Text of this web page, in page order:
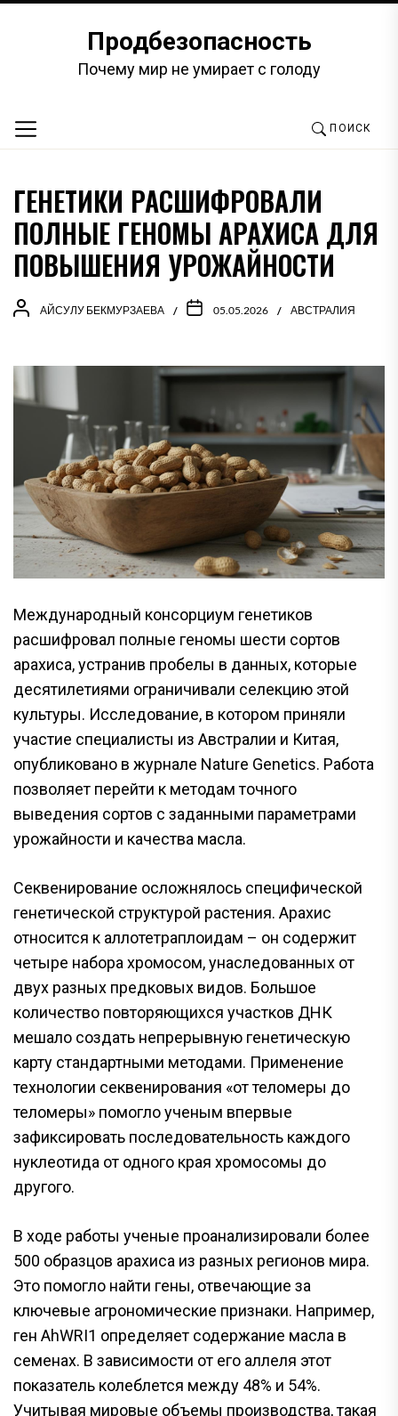
содержимомуПродбезопасность
Почему мир не умирает с голоду
ПОИСК
ГЕНЕТИКИ РАСШИФРОВАЛИ
ПОЛНЫЕ ГЕНОМЫ АРАХИСА ДЛЯ
ПОВЫШЕНИЯ УРОЖАЙНОСТИ
АЙСУЛУ БЕКМУРЗАЕВА 05.05.2026 АВСТРАЛИЯ
Международный консорциум генетиков
расшифровал полные геномы шести сортов
арахиса, устранив пробелы в данных, которые
десятилетиями ограничивали селекцию этой
культуры. Исследование, в котором приняли
участие специалисты из Австралии и Китая,
опубликовано в журнале Nature Genetics. Работа
позволяет перейти к методам точного
выведения сортов с заданными параметрами
урожайности и качества масла.
Секвенирование осложнялось специфической
генетической структурой растения. Арахис
относится к аллотетраплоидам – он содержит
четыре набора хромосом, унаследованных от
двух разных предковых видов. Большое
количество повторяющихся участков ДНК
мешало создать непрерывную генетическую
карту стандартными методами. Применение
технологии секвенирования «от теломеры до
теломеры» помогло ученым впервые
зафиксировать последовательность каждого
нуклеотида от одного края хромосомы до
другого.
В ходе работы ученые проанализировали более
500 образцов арахиса из разных регионов мира.
Это помогло найти гены, отвечающие за
ключевые агрономические признаки. Например,
ген AhWRI1 определяет содержание масла в
семенах. В зависимости от его аллеля этот
показатель колеблется между 48% и 54%.
Учитывая мировые объемы производства, такая